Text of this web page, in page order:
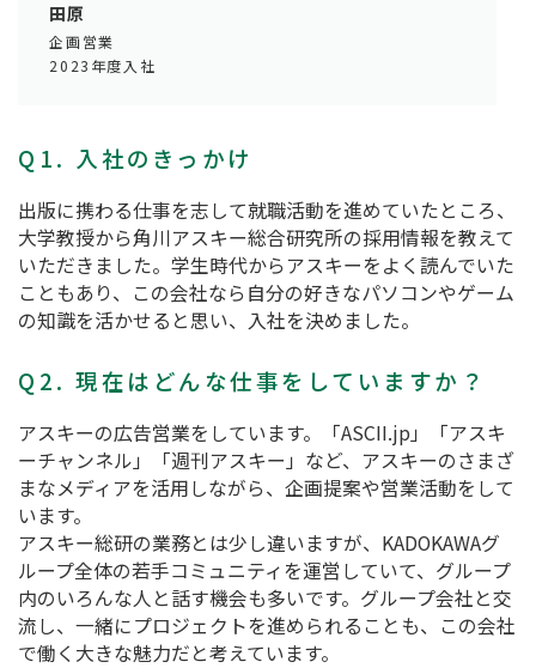
田原
企画営業
2023年度入社
Q1. 入社のきっかけ
出版に携わる仕事を志して就職活動を進めていたところ、
大学教授から角川アスキー総合研究所の採用情報を教えて
いただきました。学生時代からアスキーをよく読んでいた
こともあり、この会社なら自分の好きなパソコンやゲーム
の知識を活かせると思い、入社を決めました。
Q2. 現在はどんな仕事をしていますか？
アスキーの広告営業をしています。「ASCII.jp」「アスキ
ーチャンネル」「週刊アスキー」など、アスキーのさまざ
まなメディアを活用しながら、企画提案や営業活動をして
います。
アスキー総研の業務とは少し違いますが、KADOKAWAグ
ループ全体の若手コミュニティを運営していて、グループ
内のいろんな人と話す機会も多いです。グループ会社と交
流し、一緒にプロジェクトを進められることも、この会社
で働く大きな魅力だと考えています。